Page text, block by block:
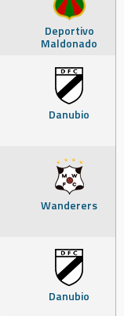
Deportivo
Maldonado
Danubio
Wanderers
Danubio